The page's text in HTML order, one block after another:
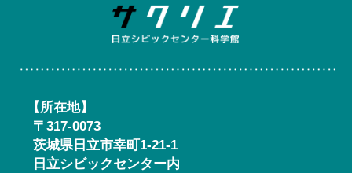
【所在地】
〒317-0073
茨城県日立市幸町1-21-1
日立シビックセンター内